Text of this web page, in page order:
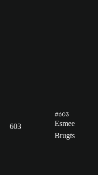
603
#603
Esmee
Brugts